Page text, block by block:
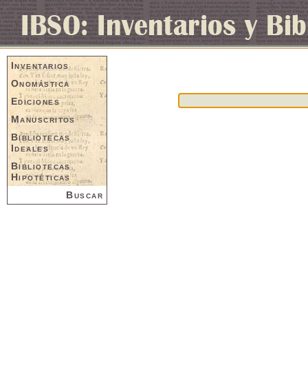
Inventarios
Onomástica
Ediciones
Manuscritos
Bibliotecas
Ideales
Bibliotecas
Hipotéticas
Buscar